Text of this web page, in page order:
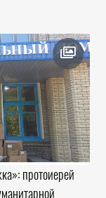
протоиерей